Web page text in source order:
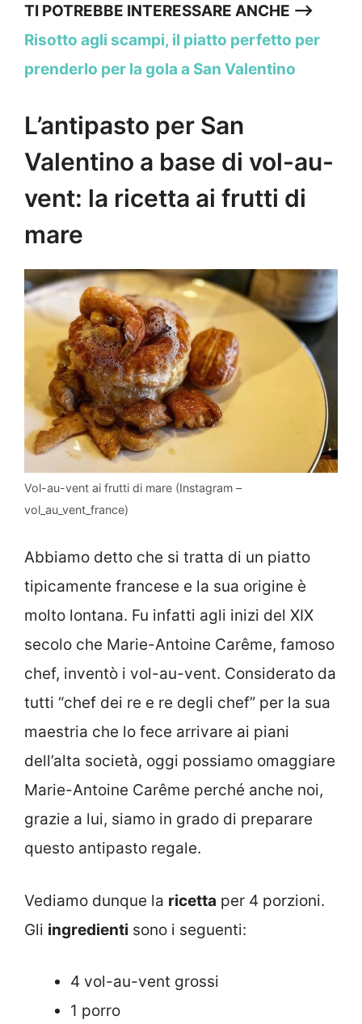
TI POTREBBE INTERESSARE ANCHE —>
Risotto agli scampi, il piatto perfetto per
prenderlo per la gola a San Valentino
L’antipasto per San
Valentino a base di vol-au-
vent: la ricetta ai frutti di
mare
Vol-au-vent ai frutti di mare (Instagram –
vol_au_vent_france)
Abbiamo detto che si tratta di un piatto
tipicamente francese e la sua origine è
molto lontana. Fu infatti agli inizi del XIX
secolo che Marie-Antoine Carême, famoso
chef, inventò i vol-au-vent. Considerato da
tutti “chef dei re e re degli chef” per la sua
maestria che lo fece arrivare ai piani
dell’alta società, oggi possiamo omaggiare
Marie-Antoine Carême perché anche noi,
grazie a lui, siamo in grado di preparare
questo antipasto regale.
Vediamo dunque la ricetta per 4 porzioni.
Gli ingredienti sono i seguenti:
4 vol-au-vent grossi
1 porro